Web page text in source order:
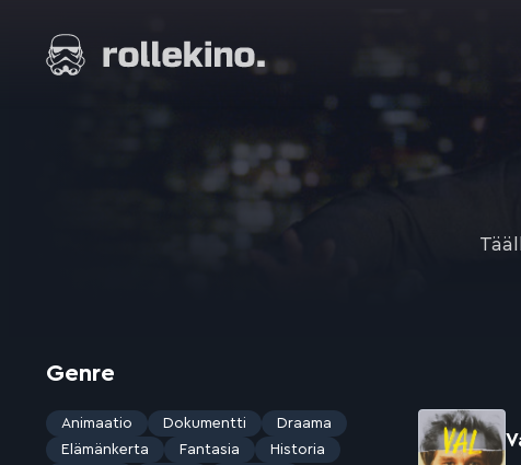
suoraan
sisältöön
Elokuvat ja elokuva-arviot | Rollekino.fi
Genre
Animaatio Dokumentti
Draama
Elämänkerta
Fantasia
Historia